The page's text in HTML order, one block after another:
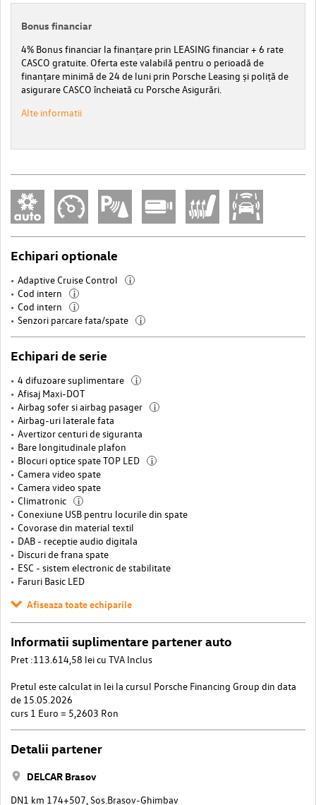
Bonus financiar
4% Bonus financiar la finanțare prin LEASING financiar + 6 rate
CASCO gratuite. Oferta este valabilă pentru o perioadă de
finanțare minimă de 24 de luni prin Porsche Leasing și poliță de
asigurare CASCO încheiată cu Porsche Asigurări.
Alte informatii
Echipari optionale
Adaptive Cruise Control i
Cod intern i
Cod intern i
Senzori parcare fata/spate i
Echipari de serie
4 difuzoare suplimentare i
Afisaj Maxi-DOT
Airbag sofer si airbag pasager
i
Airbag-uri laterale fata
Avertizor centuri de siguranta
Bare longitudinale plafon
Blocuri optice spate TOP LED
i
Camera video spate
Camera video spate
Climatronic
i
Conexiune USB pentru locurile din spate
Covorase din material textil
DAB - receptie audio digitala
Discuri de frana spate
ESC - sistem electronic de stabilitate
Faruri Basic LED
Afiseaza toate echiparile
Informatii suplimentare partener auto
Pret :113.614,58 lei cu TVA Inclus
Pretul este calculat in lei la cursul Porsche Financing Group din data
de 15.05.2026
curs 1 Euro = 5,2603 Ron
Detalii partener
DELCAR Brasov
DN1 km 174+507, Sos.Brasov-Ghimbav